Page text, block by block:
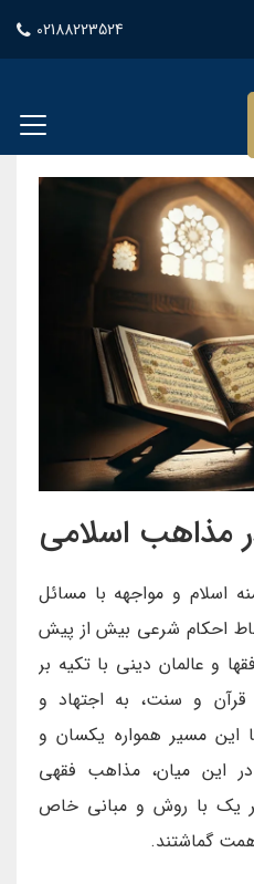
02188223524
مذاهب اسلامی
اسلام و مواجهه با مسائل
احکام شرعی بیش از پیش
و عالمان دینی با تکیه بر
قرآن و سنت، به اجتهاد و
این مسیر همواره یکسان و
این میان، مذاهب فقهی
یک با روش و مبانی خاص
گماشتند.